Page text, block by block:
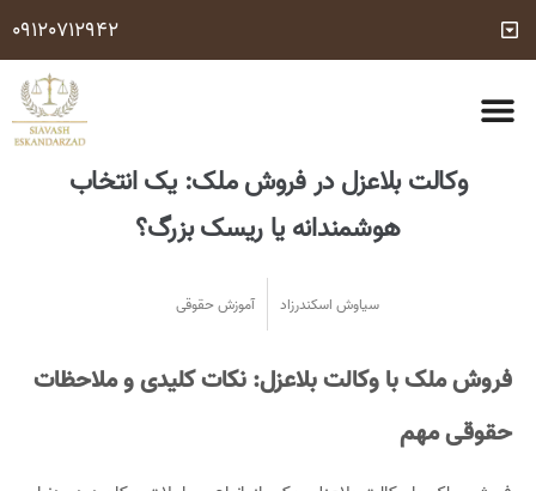
09120712942
وکالت بلاعزل در فروش ملک: یک انتخاب
هوشمندانه یا ریسک بزرگ؟
سیاوش اسکندرزاد آموزش حقوقی
فروش ملک با وکالت بلاعزل: نکات کلیدی و ملاحظات
حقوقی مهم